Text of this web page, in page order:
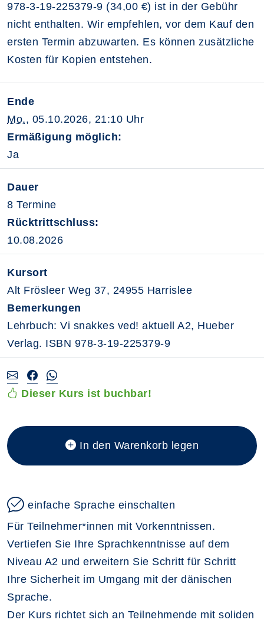
978-3-19-225379-9 (34,00 €) ist in der Gebühr
nicht enthalten. Wir empfehlen, vor dem Kauf den
ersten Termin abzuwarten. Es können zusätzliche
Kosten für Kopien entstehen.
Ende
Mo., 05.10.2026, 21:10 Uhr
Ermäßigung möglich:
Ja
Dauer
8 Termine
Rücktrittschluss:
10.08.2026
Kursort
Alt Frösleer Weg 37, 24955 Harrislee
Bemerkungen
Lehrbuch: Vi snakkes ved! aktuell A2, Hueber
Verlag. ISBN 978-3-19-225379-9
Dieser Kurs ist buchbar!
In den Warenkorb legen
einfache Sprache einschalten
Für Teilnehmer*innen mit Vorkenntnissen.
Vertiefen Sie Ihre Sprachkenntnisse auf dem
Niveau A2 und erweitern Sie Schritt für Schritt
Ihre Sicherheit im Umgang mit der dänischen
Sprache.
Der Kurs richtet sich an Teilnehmende mit soliden